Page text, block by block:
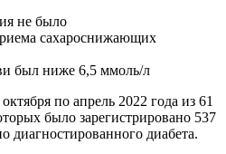
не было
сахароснижающих
был ниже 6,5 ммоль/л
по апрель 2022 года из 61
было зарегистрировано 537
диагностированного диабета.